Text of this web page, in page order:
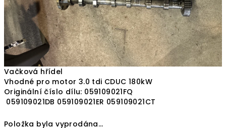
Vačková hřídel
Vhodné pro motor 3.0 tdi CDUC 180kW
Originální číslo dílu: 059109021FQ
059109021DB 059109021ER 059109021CT
Položka byla vyprodána…